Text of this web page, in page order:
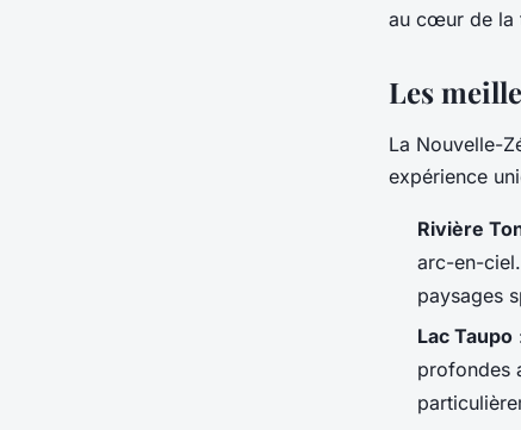
au cœur de la
Les
La Nouvelle-
expérience
Rivière
arc-en-
paysages
Lac Taupo
profondes